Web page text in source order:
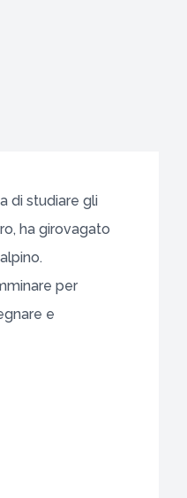
di studiare gli
ha girovagato
per
e